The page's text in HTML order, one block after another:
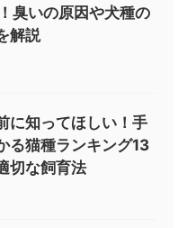
臭いの原因や犬種の
解説
に知ってほしい！手
る猫種ランキング13
切な飼育法